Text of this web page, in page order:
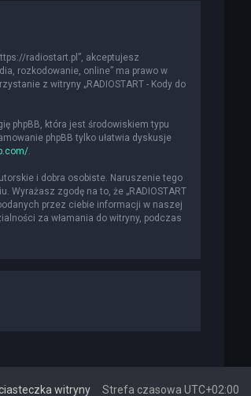
radiostart.pl”, akceptujesz
rozkodowanie, online” ma prawo w
z witryny „RADIOSTART - Kody do
phpBB, która jest środowiskiem typu
phpBB tylko ułatwia dyskusje
.
i dobra osobiste. Naruszenie tego
zgodę na to, że „RADIOSTART
przez ciebie informacji w naszej
za włamania do witryny, podczas
Strefa czasowa UTC+02:00
witryny